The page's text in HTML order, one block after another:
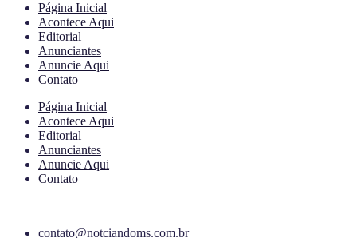
Página Inicial
Acontece Aqui
Editorial
Anunciantes
Anuncie Aqui
Contato
Página Inicial
Acontece Aqui
Editorial
Anunciantes
Anuncie Aqui
Contato
contato@notciandoms.com.br